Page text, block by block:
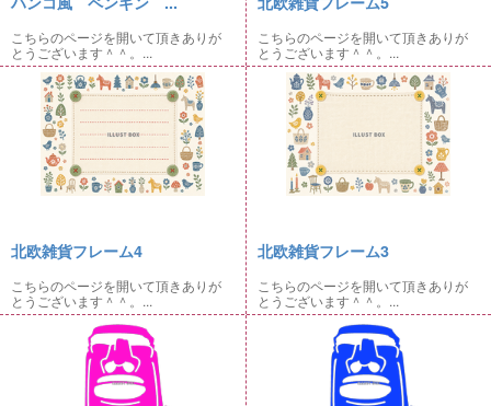
こちらのページを開いて頂きありが
とうございます＾＾。...
こちらのページを開いて頂きありが
とうございます＾＾。...
北欧雑貨フレーム4
こちらのページを開いて頂きありが
とうございます＾＾。...
北欧雑貨フレーム3
こちらのページを開いて頂きありが
とうございます＾＾。...